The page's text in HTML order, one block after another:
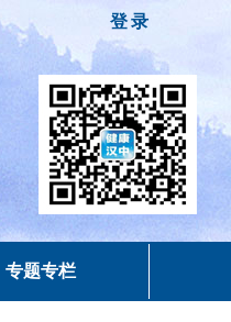
登录
专题专栏